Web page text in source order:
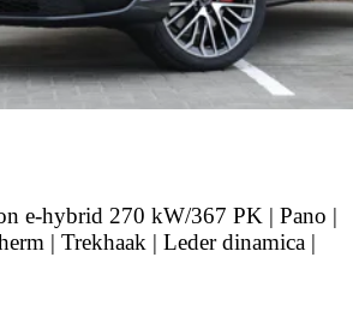
e-hybrid 270 kW/367 PK | Pano |
| Trekhaak | Leder dinamica |